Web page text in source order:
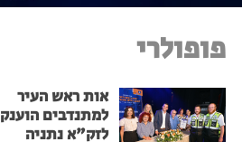
פופולרי
אות ראש העיר
למתנדבים הוענק
לזק"א נתניה